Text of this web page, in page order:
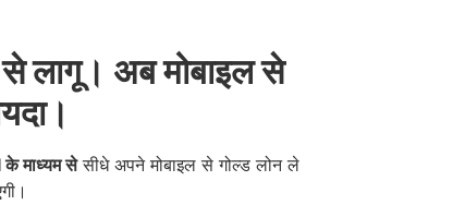
लागू। अब मोबाइल से
के माध्यम सेसीधे अपने मोबाइल से गोल्ड लोन ले